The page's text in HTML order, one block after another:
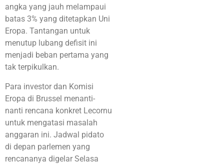
angka yang jauh melampaui
batas 3% yang ditetapkan Uni
Eropa. Tantangan untuk
menutup lubang defisit ini
menjadi beban pertama yang
tak terpikulkan.
Para investor dan Komisi
Eropa di Brussel menanti-
nanti rencana konkret Lecornu
untuk mengatasi masalah
anggaran ini. Jadwal pidato
di depan parlemen yang
rencananya digelar Selasa